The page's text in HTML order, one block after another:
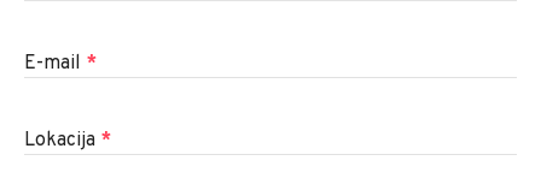
E-mail *
Lokacija *